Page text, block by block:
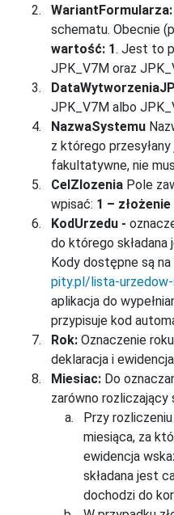
WariantFormularza:
schematu. Obecnie
wartość: 1. Jest to
JPK_V7M oraz
JPK_V7M albo
NazwaSystemu
z którego
fakultatywne, nie
CelZlozenia Pole
wpisać: 1 –
KodUrzedu -
do którego składana
Kody dostępne są
pity.pl/lista-
aplikacja do
przypisuje kod
Rok: Oznaczenie
deklaracja i
Miesiac: Do
zarówno rozliczający
Przy
miesiąca, za
ewidencja
składana jest
dochodzi do